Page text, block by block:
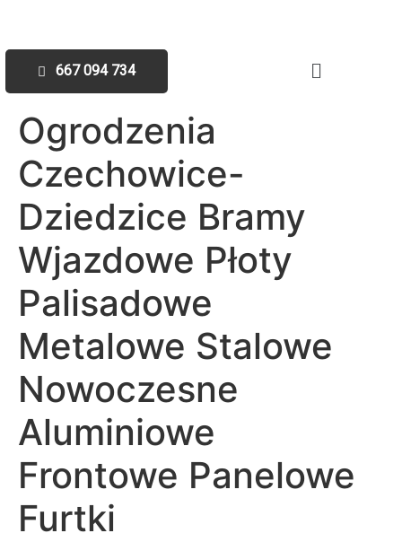
667 094 734
Ogrodzenia
Czechowice-
Dziedzice Bramy
Wjazdowe Płoty
Palisadowe
Metalowe Stalowe
Nowoczesne
Aluminiowe
Frontowe Panelowe
Furtki